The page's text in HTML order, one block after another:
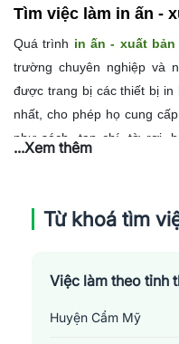
Tìm việc làm in ấn -
Quá trình in ấn - xuất
trường chuyên nghiệp và
được trang bị các thiết bị in
nhất, cho phép họ cung
như sách, tạp chí, tờ rơi,
kiểu chữ, đều được thể
trang in.
phải qua quá trình kiểm
của sản phẩm, mà còn
...Xem thêm
Từ khoá tìm
Việc làm theo tỉnh
Huyện Cẩm Mỹ